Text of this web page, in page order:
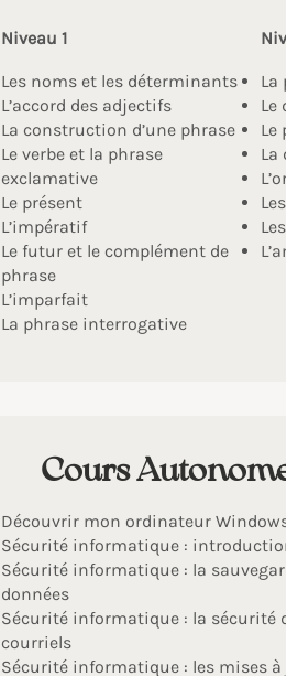
Niveau 1
Les noms et les déterminants
L’accord des adjectifs
​La construction d’une phrase
Le verbe et la phrase
exclamative
Le présent
L’impératif
Le futur et le complément de
phrase
L’imparfait
La phrase interrogative
La
Le
La
Cours
Découvrir mon ordinateur
Sécurité informatique :
Sécurité informatique : la
données
Sécurité informatique : la sécurité
courriels
Sécurité informatique : les mises